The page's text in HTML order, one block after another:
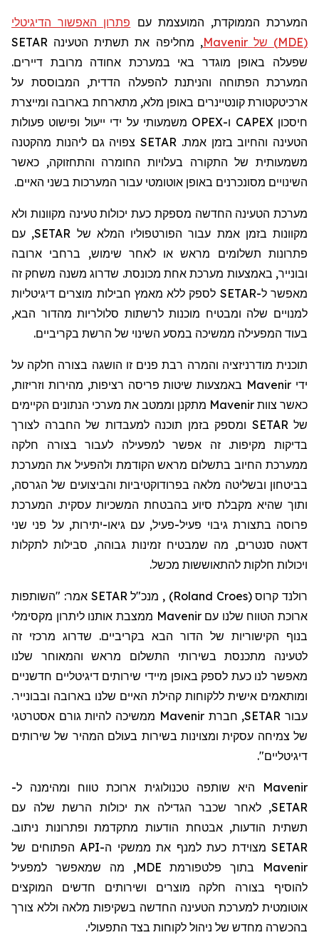
המערכת הממוקדת, המועצמת עם פתרון האפשור הדיגיטלי
(
MDE) שלMavenir, מחליפה את תשתית הטעינה SETAR
שפעלה באופן מוגדר באי במערכת אחודה מרובת דיירים.
המערכת הפתוחה והניתנת להפעלה הדדית, המבוססת על
ארכיטקטורת קונטיינרים באופן מלא, מתארחת בארובה ומייצרת
חיסכוןCAPEX ו-OPEX משמעותי על ידי ייעול ופישוט פעולות
הטעינה והחיוב בזמן אמת. SETAR צפויה גם ליהנות מהקטנה
משמעותית של התקורה בעלויות החומרה והתחזוקה, כאשר
השינויים מסונכרנים באופן אוטומטי עבור המערכות בשני האיים.
מערכת הטעינה החדשה מספקת כעת יכולות טעינה מקוונות ולא
מקוונות בזמן אמת עבור הפורטפוליו המלא של SETAR, עם
פתרונות תשלומים מראש או לאחר שימוש, ברחבי ארובה
ובונייר, באמצעות מערכת אחת מכונסת. שדרוג משנה משחק זה
מאפשר ל-SETAR לספק ללא מאמץ חבילות מוצרים דיגיטליות
למנויים שלה ומבטיח מוכנות לרשתות סלולריות מהדור הבא,
בעוד המפעילה ממשיכה במסע השינוי של הרשת בקריביים.
תוכנית מודרניזציה והמרה רבת פנים זו הושגה בצורה חלקה על
ידי Mavenir באמצעות שיטות פריסה רציפות, מהירות וזריזות,
כאשר צוות Mavenir מתקנן וממטב את מערכי הנתונים הקיימים
שלSETAR ומספק בזמן תוכנה למעבדות של החברה לצורך
בדיקות מקיפות. זה אפשר למפעילה לעבור בצורה חלקה
ממערכת החיוב בתשלום מראש הקודמת ולהפעיל את המערכת
בביטחון ובשליטה מלאה בפרודוקטיביות והביצועים של הגרסה,
ותוך שהיא מקבלת סיוע בהבטחת המשכיות עסקית. המערכת
פרוסה בתצורת גיבוי פעיל-פעיל, עם גיאו-יתירות, על פני שני
דאטה סנטרים, מה שמבטיח זמינות גבוהה, סבילות לתקלות
ויכולות חלקות להתאוששות מכשל.
רולנד קרוס (Roland Croes
)
, מנכ"ל SETAR אמר: "השותפות
ארוכת הטווח שלנו עם Mavenir ממצבת אותנו ליתרון מקסימלי
בנוף הקישוריות של הדור הבא בקריביים. שדרוג מרכזי זה
לטעינה מתכנסת בשירותי התשלום מראש והמאוחר שלנו
מאפשר לנו כעת לספק באופן מיידי שירותים דיגיטליים חדשניים
ומותאמים אישית ללקוחות קהילת האיים שלנו בארובה ובבונייר.
עבור SETAR,
חברת
Mavenir ממשיכה להיות גורם אסטרטגי
של צמיחה עסקית ומצוינות בשירות בעולם המהיר של שירותים
דיגיטליים".
Mavenir היא שותפה טכנולוגית ארוכת טווח ומהימנה ל-
SETAR, לאחר שכבר הגדילה את יכולות הרשת שלה עם
תשתית הודעות, אבטחת הודעות מתקדמת ופתרונות ניתוב.
SETAR מצוידת כעת למנף את ממשקי ה-API הפתוחים של
Mavenir בתוך פלטפורמת MDE, מה שמאפשר למפעיל
להוסיף בצורה חלקה מוצרים ושירותים חדשים המוקצים
אוטומטית למערכת הטעינה החדשה בשקיפות מלאה וללא צורך
בהכשרה מחדש של ניהול לקוחות בצד התפעולי.